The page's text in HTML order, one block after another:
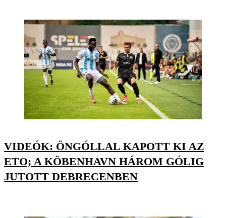
VIDEÓK: ÖNGÓLLAL KAPOTT KI AZ
ETO; A KÖBENHAVN HÁROM GÓLIG
JUTOTT DEBRECENBEN